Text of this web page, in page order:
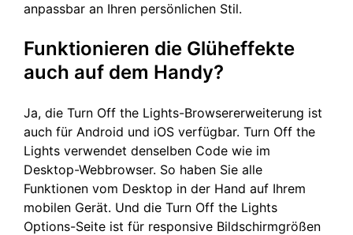
anpassbar an Ihren persönlichen Stil.
Funktionieren die Glüheffekte
auch auf dem Handy?
Ja, die Turn Off the Lights-Browsererweiterung ist
auch für Android und iOS verfügbar. Turn Off the
Lights verwendet denselben Code wie im
Desktop-Webbrowser. So haben Sie alle
Funktionen vom Desktop in der Hand auf Ihrem
mobilen Gerät. Und die Turn Off the Lights
Options-Seite ist für responsive Bildschirmgrößen